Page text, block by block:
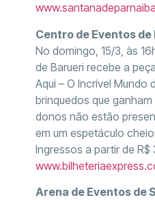
Centro de Eventos de
No domingo, 15/3, às
de Barueri recebe a
Aqui – O Incrível Mundo
brinquedos que
donos não estão
em um espetáculo
Ingressos a partir de R$
Arena de Eventos de